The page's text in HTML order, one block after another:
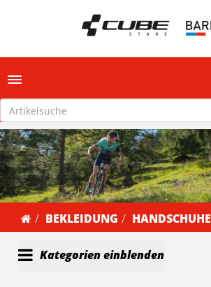
Toggle navigation
BEKLEIDUNG HANDSCHUHE
Kategorien einblenden